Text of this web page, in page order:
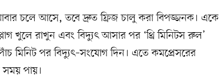
আবার চলে আসে, তবে দ্রুত ফ্রিজ চালু করা বিপজ্জনক। একে
খুলে রাখুন এবং বিদ্যুৎ আসার পর ‘থ্রি মিনিটস রুল’
মিনিট পর বিদ্যুৎ–সংযোগ দিন। এতে কমপ্রেসরের
সময় পায়।